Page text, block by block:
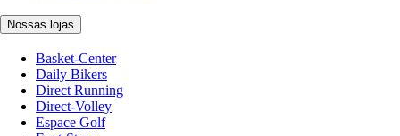
Nossas lojas
Basket-Center
Daily Bikers
Direct Running
Direct-Volley
Espace Golf